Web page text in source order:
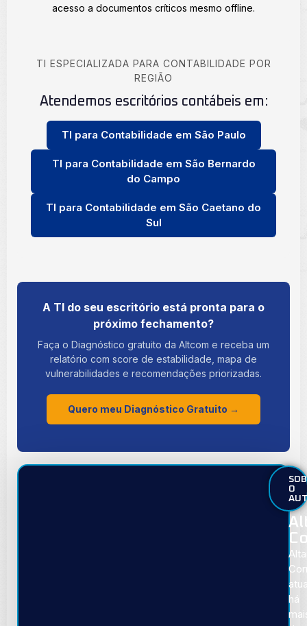
acesso a documentos críticos mesmo offline.
TI ESPECIALIZADA PARA CONTABILIDADE POR
REGIÃO
Atendemos escritórios contábeis em:
TI para Contabilidade em São Paulo
TI para Contabilidade em São Bernardo
do Campo
TI para Contabilidade em São Caetano do
Sul
A TI do seu escritório está pronta para o
próximo fechamento?
Faça o Diagnóstico gratuito da Altcom e receba um
relatório com score de estabilidade, mapa de
vulnerabilidades e recomendações priorizadas.
Quero meu Diagnóstico Gratuito →
O
há